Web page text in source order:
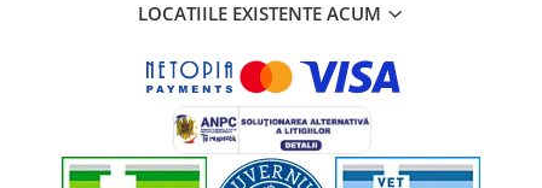
LOCATIILE EXISTENTE ACUM